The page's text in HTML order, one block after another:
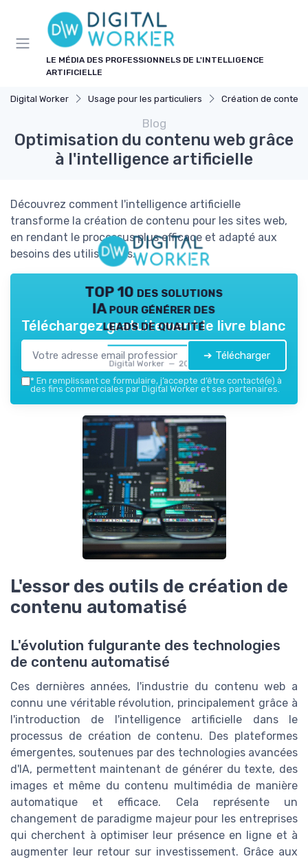
LE MÉDIA DES PROFESSIONNELS DE L'INTELLIGENCE
ARTIFICIELLE
Digital Worker Usage pour les particuliers Création de contenu
Blog
Optimisation du contenu web grâce
à l'intelligence artificielle
Découvrez comment l'intelligence artificielle
transforme la création de contenu pour les sites web,
en rendant le processus plus efficace et adapté aux
besoins des utilisateurs.
TOP 10 des solutions
IA pour générer des
leads de qualité
Digital Worker — 2026
Téléchargez gratuitement le livre blanc
➔ Télécharger
* En remplissant ce formulaire, j’accepte d’être contacté(e) à
des fins commerciales par Digital Worker et ses partenaires.
L'essor des outils de création de
contenu automatisé
L'évolution fulgurante des technologies
de contenu automatisé
Ces dernières années, l'industrie du contenu web a
connu une véritable révolution, principalement grâce à
l'introduction de l'intelligence artificielle dans le
processus de création de contenu. Des plateformes
émergentes, soutenues par des technologies avancées
d'IA, permettent maintenant de générer du texte, des
images et même du contenu multimédia de manière
automatique et efficace. Cela représente un
changement de paradigme majeur pour les entreprises
qui cherchent à optimiser leur présence en ligne et à
augmenter leur retour sur investissement. Grâce aux